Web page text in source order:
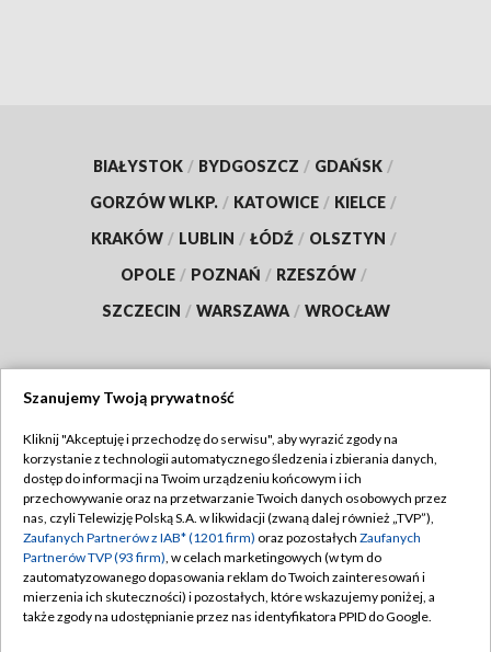
BIAŁYSTOK / BYDGOSZCZ / GDAŃSK /
GORZÓW WLKP. / KATOWICE / KIELCE /
KRAKÓW / LUBLIN / ŁÓDŹ / OLSZTYN /
OPOLE / POZNAŃ / RZESZÓW /
SZCZECIN / WARSZAWA / WROCŁAW
TVP
Abonament TVP
Emisja w TVP
Centrum informacji TVP
Naziemna Telewizja Cyfrowa
Regulamin TVP
Polityka prywatności
Moje zgody
Pomoc
Szanujemy Twoją prywatność
Kliknij "Akceptuję i przechodzę do serwisu", aby wyrazić zgody na
korzystanie z technologii automatycznego śledzenia i zbierania danych,
dostęp do informacji na Twoim urządzeniu końcowym i ich
przechowywanie oraz na przetwarzanie Twoich danych osobowych przez
nas, czyli Telewizję Polską S.A. w likwidacji (zwaną dalej również „TVP”),
Zaufanych Partnerów z IAB* (1201 firm) oraz pozostałych Zaufanych
Partnerów TVP (93 firm), w celach marketingowych (w tym do
zautomatyzowanego dopasowania reklam do Twoich zainteresowań i
mierzenia ich skuteczności) i pozostałych, które wskazujemy poniżej, a
także zgody na udostępnianie przez nas identyfikatora PPID do Google.